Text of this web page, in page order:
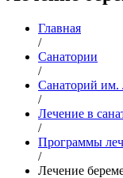
Главная
/
Санатории
/
Санаторий им.
/
Лечение в
/
Программы
/
Лечение